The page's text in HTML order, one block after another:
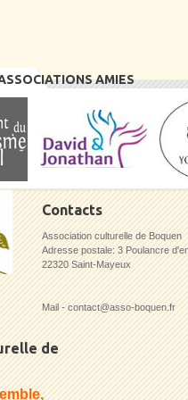
AMIES
Contacts
Association culturelle de Boquen
Adresse postale: 3 Poulancre
22320 Saint-Mayeux
Mail - contact@asso-boquen.fr
de